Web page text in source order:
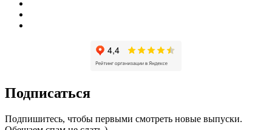
Подписаться
Подпишитесь, чтобы первыми смотреть новые выпуски.